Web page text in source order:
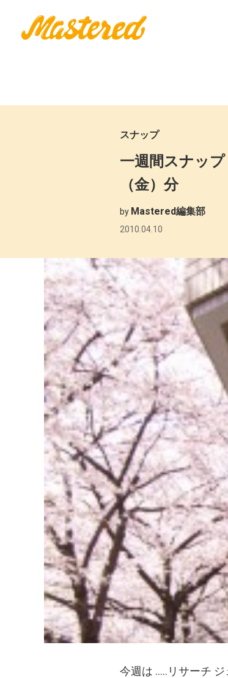
スナップ
一週間スナッ
（金）分
by Mastered編集部
2010.04.10
今週は .....リサーチ